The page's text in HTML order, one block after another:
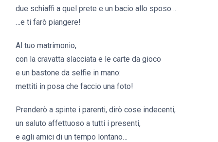
due schiaffi a quel prete e un bacio allo sposo…
…e ti farò piangere!
Al tuo matrimonio,
con la cravatta slacciata e le carte da gioco
e un bastone da selfie in mano:
mettiti in posa che faccio una foto!
Prenderò a spinte i parenti, dirò cose indecenti,
un saluto affettuoso a tutti i presenti,
e agli amici di un tempo lontano…